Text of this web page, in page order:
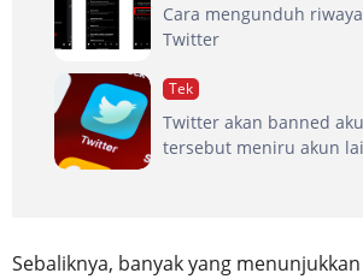
Cara mengunduh
Twitter
Tek
Twitter akan banned
tersebut meniru akun
Sebaliknya, banyak yang